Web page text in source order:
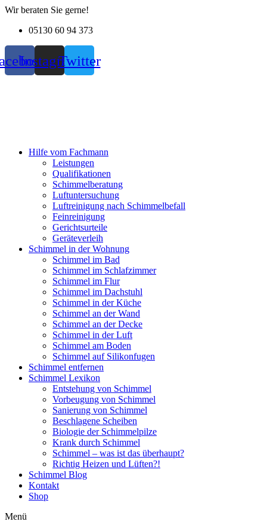
Zum
wechseln
Wir beraten Sie gerne!
05130 60 94 373
InstagramTwitter
Hilfe vom Fachmann
Leistungen
Qualifikationen
Schimmelberatung
Luftuntersuchung
Luftreinigung nach Schimmelbefall
Feinreinigung
Gerichtsurteile
Geräteverleih
Schimmel in der Wohnung
Schimmel im Bad
Schimmel im Schlafzimmer
Schimmel im Flur
Schimmel im Dachstuhl
Schimmel in der Küche
Schimmel an der Wand
Schimmel an der Decke
Schimmel in der Luft
Schimmel am Boden
Schimmel auf Silikonfugen
Schimmel entfernen
Schimmel Lexikon
Entstehung von Schimmel
Vorbeugung von Schimmel
Sanierung von Schimmel
Beschlagene Scheiben
Biologie der Schimmelpilze
Krank durch Schimmel
Schimmel – was ist das überhaupt?
Richtig Heizen und Lüften?!
Schimmel Blog
Kontakt
Shop
Menü